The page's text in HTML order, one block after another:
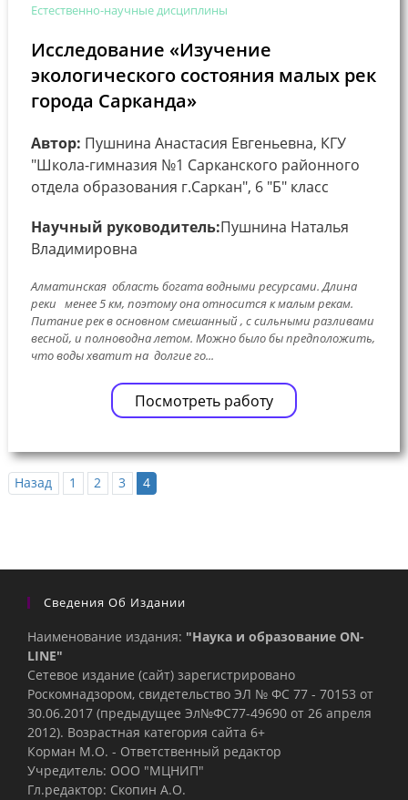
Естественно-научные дисциплины
Исследование «Изучение
экологического состояния малых рек
города Сарканда»
Автор: Пушнина Анастасия Евгеньевна, КГУ
"Школа-гимназия №1 Сарканского районного
отдела образования г.Саркан", 6 "Б" класс
Научный руководитель:Пушнина Наталья
Владимировна
Алматинская область богата водными ресурсами. Длина
реки менее 5 км, поэтому она относится к малым рекам.
Питание рек в основном смешанный , с сильными разливами
весной, и полноводна летом. Можно было бы предположить,
что воды хватит на долгие го...
Посмотреть работу
Назад 1 2 3 4
Сведения Об Издании
Наименование издания: "Наука и образование ON-
LINE"
Сетевое издание (сайт) зарегистрировано
Роскомнадзором, свидетельство ЭЛ № ФС 77 - 70153 от
30.06.2017 (предыдущее Эл№ФC77-49690 от 26 апреля
2012). Возрастная категория сайта 6+
Корман М.О. - Ответственный редактор
Учредитель: ООО "МЦНИП"
Гл.редактор: Скопин А.О.